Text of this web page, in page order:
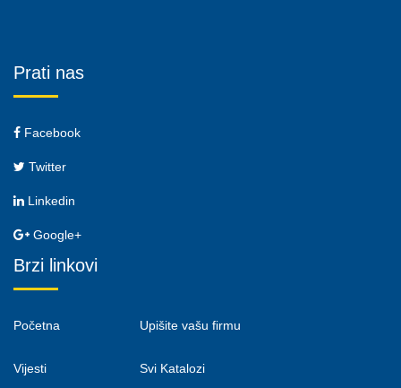
Prati nas
Facebook
Twitter
Linkedin
Google+
Brzi linkovi
Početna
Vijesti
Upišite vašu firmu
Svi Katalozi